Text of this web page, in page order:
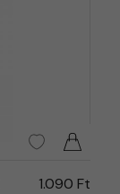
1.090 Ft